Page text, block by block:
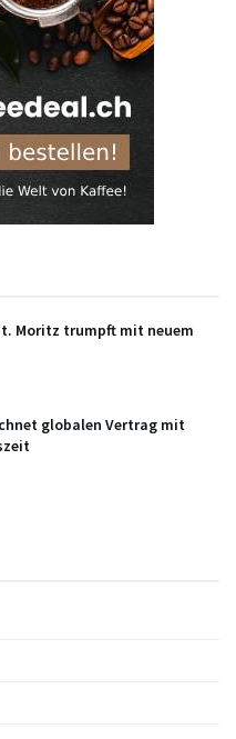
Moritz trumpft mit neuem
globalen Vertrag mit